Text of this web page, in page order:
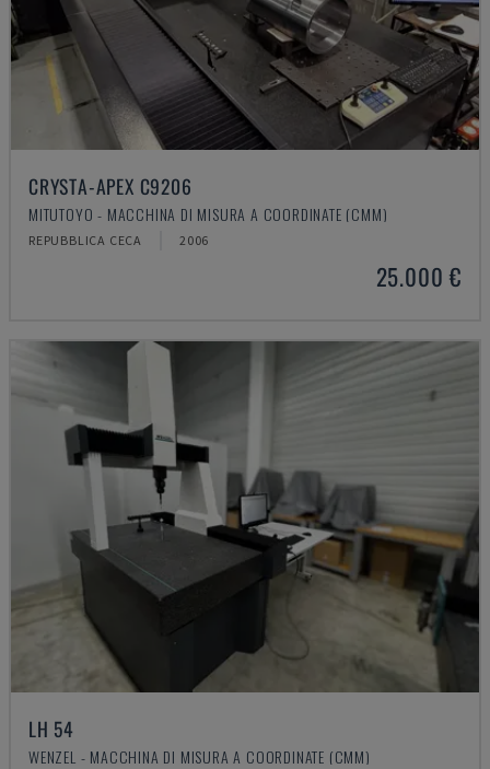
CRYSTA-APEX C9206
MITUTOYO - MACCHINA DI MISURA A COORDINATE (CMM)
REPUBBLICA CECA 2006
25.000 €
LH 54
WENZEL - MACCHINA DI MISURA A COORDINATE (CMM)